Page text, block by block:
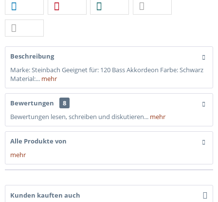
Beschreibung
Marke: Steinbach Geeignet für: 120 Bass Akkordeon Farbe: Schwarz
Material:... mehr
Bewertungen
8
Bewertungen lesen, schreiben und diskutieren... mehr
Alle Produkte von
mehr
Kunden kauften auch